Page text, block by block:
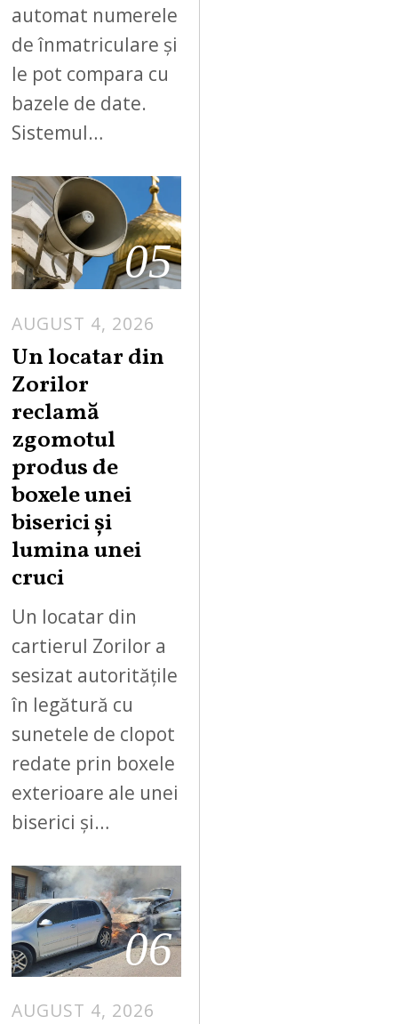
automat numerele
de înmatriculare și
le pot compara cu
bazele de date.
Sistemul…
05
AUGUST 4, 2026
Un locatar din
Zorilor
reclamă
zgomotul
produs de
boxele unei
biserici și
lumina unei
cruci
Un locatar din
cartierul Zorilor a
sesizat autoritățile
în legătură cu
sunetele de clopot
redate prin boxele
exterioare ale unei
biserici și…
06
AUGUST 4, 2026